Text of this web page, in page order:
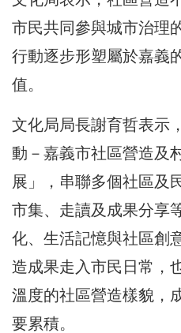
市民共同參與城市治理
行動逐步形塑屬於嘉義
值。
文化局局長謝育哲表示
動－嘉義市社區營造及
展」，串聯多個社區及
市集、走讀及成果分享
化、生活記憶與社區創
造成果走入市民日常，
溫度的社區營造樣貌，
要累積。